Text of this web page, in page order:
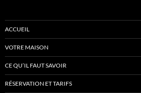
ACCUEIL
VOTRE MAISON
CE QU’IL FAUT SAVOIR
RÉSERVATION ET TARIFS